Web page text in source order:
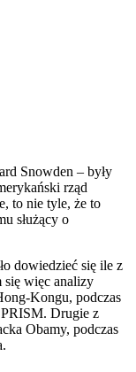
Snowden – były
rząd
to nie tyle, że to
służący o
dowiedzieć się ile z
się więc analizy
Kongu, podczas
Drugie z
Obamy, podczas